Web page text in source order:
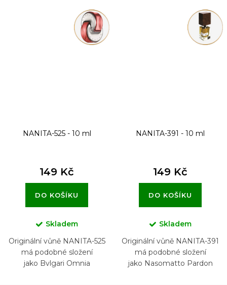
NANITA-525 - 10 ml
149 Kč
DO KOŠÍKU
Skladem
Originální vůně NANITA-525
má podobné složení
jako Bvlgari Omnia
NANITA-391 - 10 ml
149 Kč
DO KOŠÍKU
Skladem
Originální vůně NANITA-391
má podobné složení
jako Nasomatto Pardon